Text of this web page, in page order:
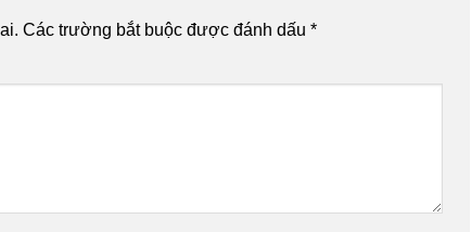
Các trường bắt buộc được đánh dấu *